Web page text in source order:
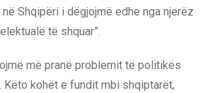
Shqipëri i dëgjojmë edhe nga njerëz
të shquar”.
më pranë problemit të politikës
kohët e fundit mbi shqiptarët,